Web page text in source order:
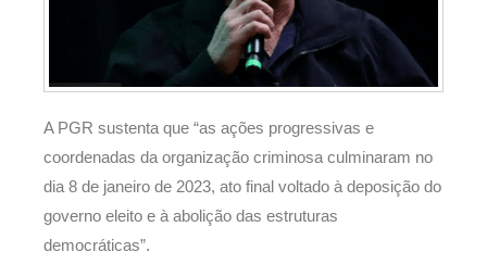
A PGR sustenta que “as ações progressivas e
coordenadas da organização criminosa culminaram no
dia 8 de janeiro de 2023, ato final voltado à deposição do
governo eleito e à abolição das estruturas
democráticas”.